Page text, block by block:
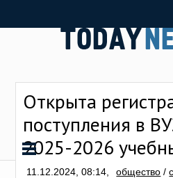
Открыта
поступления в
2025-2026
11.12.2024, 08:14, общество /